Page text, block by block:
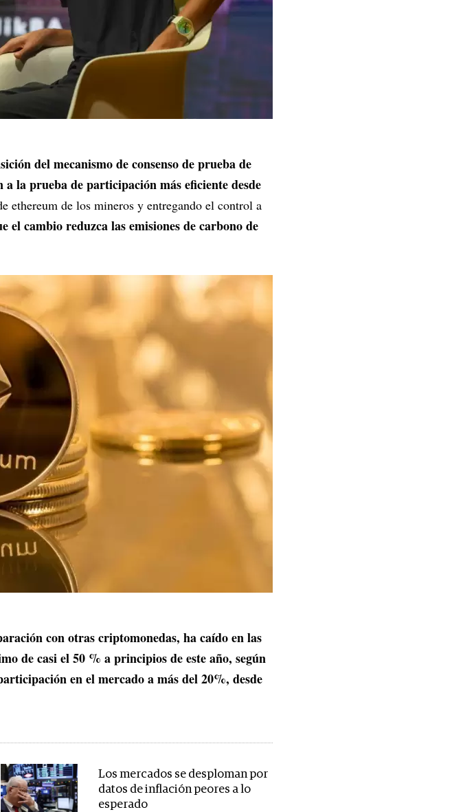
del mecanismo de consenso de prueba de
la prueba de participación más eficiente desde
ethereum de los mineros y entregando el control a
el cambio reduzca las emisiones de carbono de
con otras criptomonedas, ha caído en las
de casi el 50 % a principios de este año, según
en el mercado a más del 20%, desde
Los mercados se desploman por
datos de inflación peores a lo
esperado